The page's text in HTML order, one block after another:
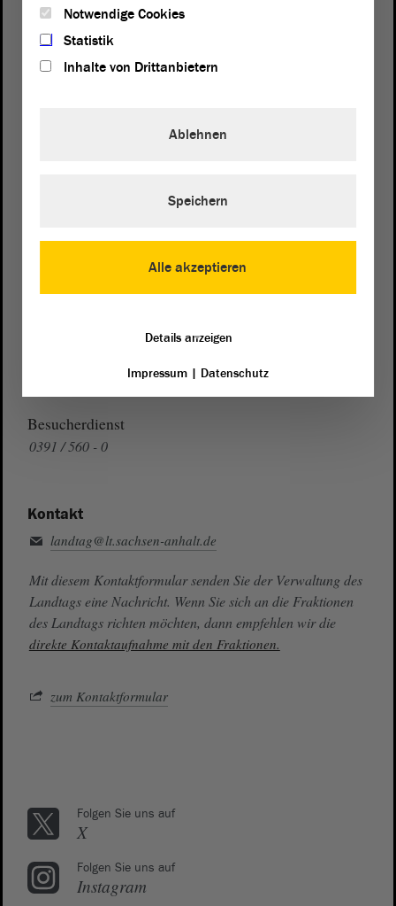
Postanschrift
Zentrale:
0391 / 560 - 0
Besucherdienst
0391 / 560 - 0
Kontakt
landtag@lt.sachsen-anhalt.de
Mit diesem Kontaktformular senden Sie der Verwaltung des
Landtags eine Nachricht. Wenn Sie sich an die Fraktionen
des Landtags richten möchten, dann empfehlen wir die
direkte Kontaktaufnahme mit den Fraktionen.
zum Kontaktformular
Folgen Sie uns auf
X
Folgen Sie uns auf
Instagram
Notwendige Cookies
Statistik
Inhalte von Drittanbietern
Alle akzeptieren
Ablehnen
Speichern
Details anzeigen
Impressum| Datenschutz